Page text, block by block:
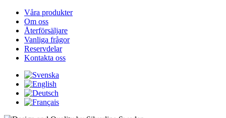
Våra produkter
Om oss
Återförsäljare
Vanliga frågor
Reservdelar
Kontakta oss